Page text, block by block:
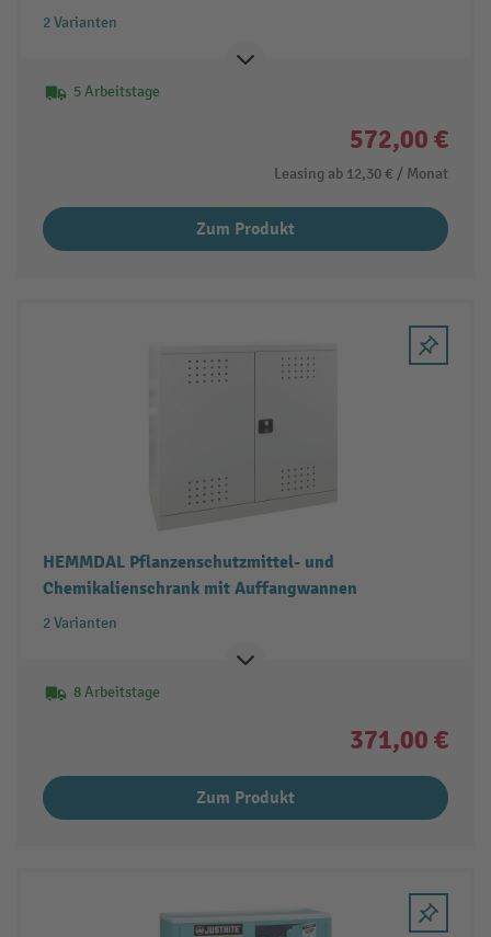
2 Varianten
5 Arbeitstage
572,00 €
Leasing ab 12,30 € / Monat
Zum Produkt
HEMMDAL Pflanzenschutzmittel- und
Chemikalienschrank mit Auffangwannen
2 Varianten
8 Arbeitstage
371,00 €
Zum Produkt